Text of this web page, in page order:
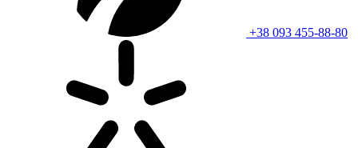
+38 093 455-88-80